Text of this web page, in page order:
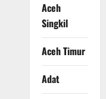
Aceh
Singkil
Aceh Timur
Adat